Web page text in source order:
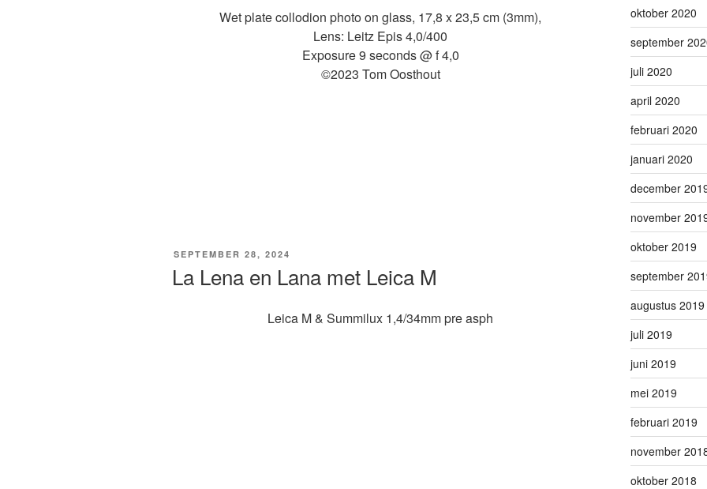
Wet plate collodion photo on glass, 17,8 x 23,5 cm (3mm),
Lens: Leitz Epis 4,0/400
Exposure 9 seconds @ f 4,0
©2023 Tom Oosthout
GEPLAATST
SEPTEMBER 28, 2024
La Lena en Lana met Leica M
Leica M & Summilux 1,4/34mm pre asph
oktober 2020
september
juli 2020
april 2020
februari 2020
januari 2020
december
november
oktober 2019
september
augustus 2019
juli 2019
juni 2019
mei 2019
februari 2019
november
oktober 2018